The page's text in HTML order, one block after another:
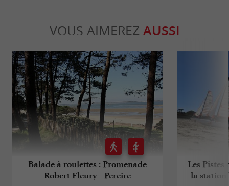
VOUS AIMEREZ AUSSI
Balade à roulettes : Promenade
Robert Fleury - Pereire
Les Pistes
la station